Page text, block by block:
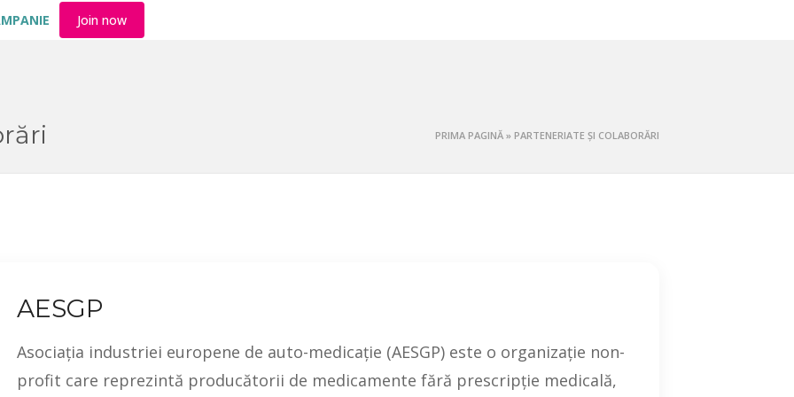
Join now
PRIMA PAGINĂ » PARTENERIATE ȘI COLABORĂRI
AESGP
Asociația industriei europene de auto-medicație (AESGP) este o organizație non-
profit care reprezintă producătorii de medicamente fără prescripție medicală,